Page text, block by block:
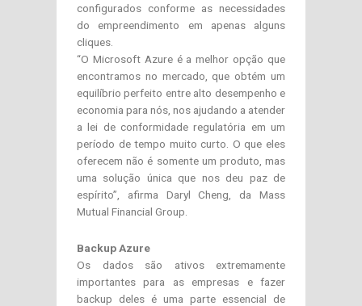
configurados conforme as necessidades
do empreendimento em apenas alguns
cliques.
“O Microsoft Azure é a melhor opção que
encontramos no mercado, que obtém um
equilíbrio perfeito entre alto desempenho e
economia para nós, nos ajudando a atender
a lei de conformidade regulatória em um
período de tempo muito curto. O que eles
oferecem não é somente um produto, mas
uma solução única que nos deu paz de
espírito”, afirma Daryl Cheng, da Mass
Mutual Financial Group.
Backup Azure
Os dados são ativos extremamente
importantes para as empresas e fazer
backup deles é uma parte essencial de